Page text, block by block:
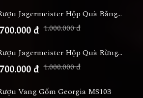
Jagermeister Hộp Quà Băng...
700.000 đ 1.000.000 đ
Jagermeister Hộp Quà Rừng...
700.000 đ 1.000.000 đ
Vang Gốm Georgia MS103